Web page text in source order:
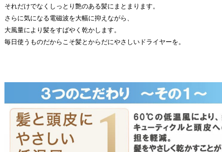
それだけでなくしっとり艶のある髪にまとまります。
さらに気になる電磁波を大幅に抑えながら、
大風量により髪をすばやく乾かします。
毎日使うものだからこそ髪とからだにやさしいドライヤーを。